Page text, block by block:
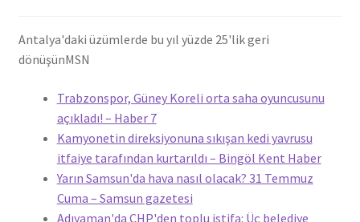
Antalya'daki üzümlerde bu yıl yüzde 25'lik geri
dönüşünMSN
Trabzonspor, Güney Koreli orta saha oyuncusunu
açıkladı! – Haber 7
Kamyonetin direksiyonuna sıkışan kedi yavrusu
itfaiye tarafından kurtarıldı – Bingöl Kent Haber
Yarın Samsun'da hava nasıl olacak? 31 Temmuz
Cuma – Samsun gazetesi
Adıyaman'da CHP'den toplu istifa: Üç belediye